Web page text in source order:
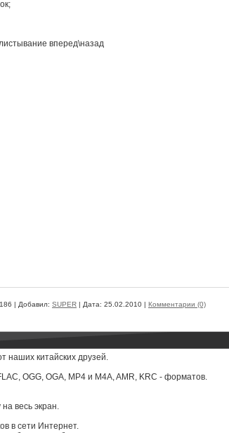
вперед\назад
186 | Добавил: SUPER | Дата: 25.02.2010 | Комментарии (0)
наших китайских друзей.
OGG, OGA, MP4 и M4A, AMR, KRC - форматов.
весь экран.
в сети Интернет.